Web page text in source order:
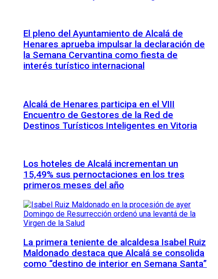
El pleno del Ayuntamiento de Alcalá de
Henares aprueba impulsar la declaración de
la Semana Cervantina como fiesta de
interés turístico internacional
Alcalá de Henares participa en el VIII
Encuentro de Gestores de la Red de
Destinos Turísticos Inteligentes en Vitoria
Los hoteles de Alcalá incrementan un
15,49% sus pernoctaciones en los tres
primeros meses del año
La primera teniente de alcaldesa Isabel Ruiz
Maldonado destaca que Alcalá se consolida
como “destino de interior en Semana Santa”